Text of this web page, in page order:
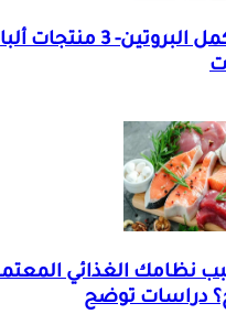
بديل مكمل
نظامك الغذائي المعتمد
دراسات توضح